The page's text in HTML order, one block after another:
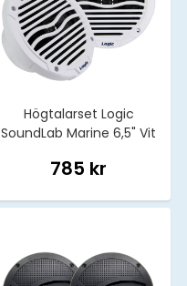
Högtalarset Logic
SoundLab Marine 6,5" Vit
785 kr